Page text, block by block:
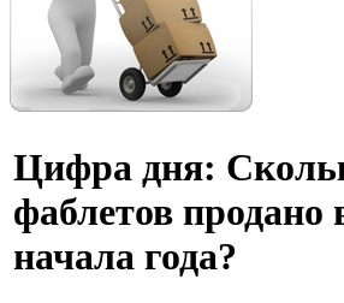
Цифра дня:
фаблетов продано
начала года?